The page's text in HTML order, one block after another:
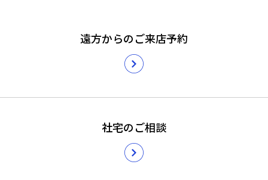
遠方からのご来店予約
社宅のご相談